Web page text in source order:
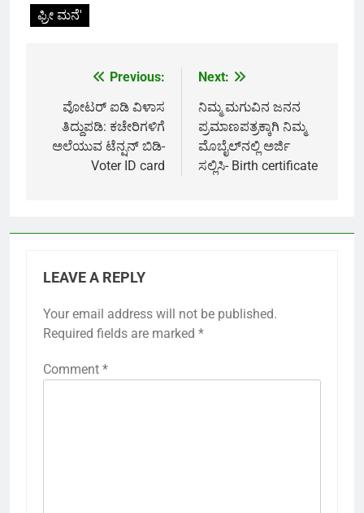
ಫ್ರೀ ಮನೆ'
navigation
Previous:
ವೋಟರ್ ಐಡಿ ವಿಳಾಸ
ತಿದ್ದುಪಡಿ: ಕಚೇರಿಗಳಿಗೆ
ಅಲೆಯುವ ಟೆನ್ಷನ್ ಬಿಡಿ-
Voter ID card
Next:
ನಿಮ್ಮ ಮಗುವಿನ ಜನನ
ಪ್ರಮಾಣಪತ್ರಕ್ಕಾಗಿ ನಿಮ್ಮ
ಮೊಬೈಲ್‌ನಲ್ಲಿ ಅರ್ಜಿ
ಸಲ್ಲಿಸಿ- Birth certificate
LEAVE A REPLY
Your email address will not be published.
Required fields are marked *
Comment *